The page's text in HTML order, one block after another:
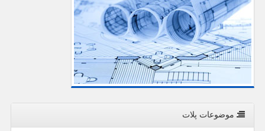
موضوعات پلات